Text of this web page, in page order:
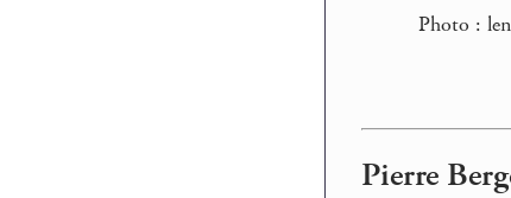
Photo :
Pierre